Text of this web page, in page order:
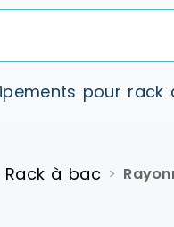
pour rack
Rack à bac >